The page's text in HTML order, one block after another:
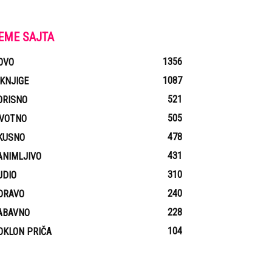
SAJTA
1356
1087
521
505
478
431
310
240
228
PRIČA
104